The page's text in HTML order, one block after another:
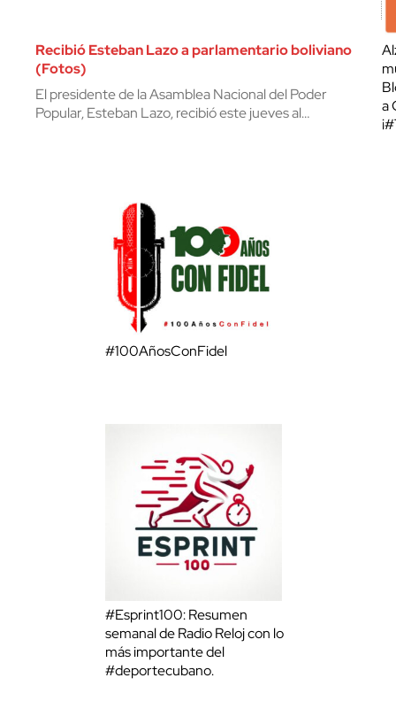
Recibió Esteban Lazo a parlamentario boliviano
(Fotos)
El presidente de la Asamblea Nacional del Poder
Popular, Esteban Lazo, recibió este jueves al…
a
#100AñosConFidel
#Esprint100: Resumen
semanal de Radio Reloj con lo
más importante del
#deportecubano.